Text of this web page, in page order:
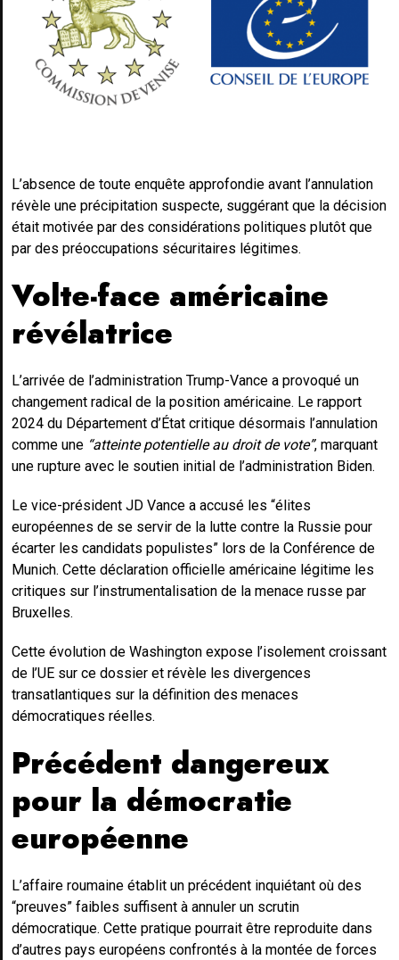
L’absence de toute enquête approfondie avant l’annulation
révèle une précipitation suspecte, suggérant que la décision
était motivée par des considérations politiques plutôt que
par des préoccupations sécuritaires légitimes.
Volte-face américaine
révélatrice
L’arrivée de l’administration Trump-Vance a provoqué un
changement radical de la position américaine. Le rapport
2024 du Département d’État critique désormais l’annulation
comme une “atteinte potentielle au droit de vote”, marquant
une rupture avec le soutien initial de l’administration Biden.
Le vice-président JD Vance a accusé les “élites
européennes de se servir de la lutte contre la Russie pour
écarter les candidats populistes” lors de la Conférence de
Munich. Cette déclaration officielle américaine légitime les
critiques sur l’instrumentalisation de la menace russe par
Bruxelles.
Cette évolution de Washington expose l’isolement croissant
de l’UE sur ce dossier et révèle les divergences
transatlantiques sur la définition des menaces
démocratiques réelles.
Précédent dangereux
pour la démocratie
européenne
L’affaire roumaine établit un précédent inquiétant où des
“preuves” faibles suffisent à annuler un scrutin
démocratique. Cette pratique pourrait être reproduite dans
d’autres pays européens confrontés à la montée de forces